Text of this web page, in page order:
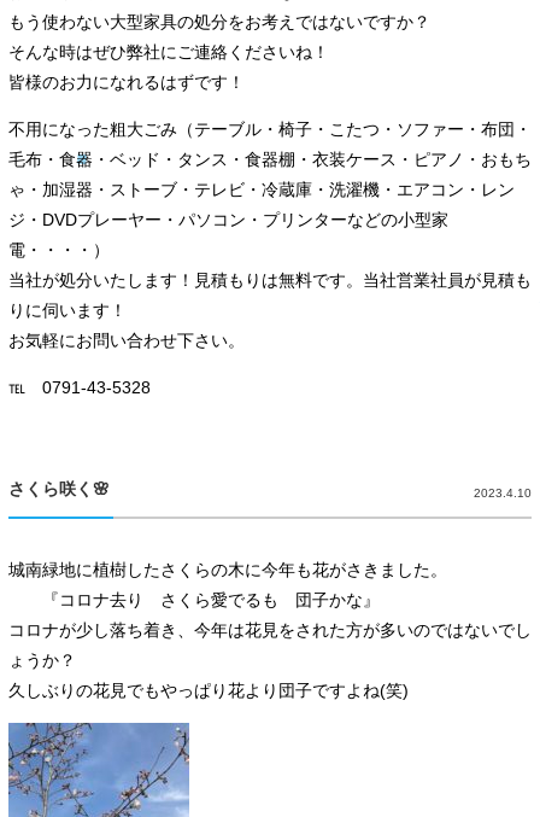
もう使わない大型家具の処分をお考えではないですか？
そんな時はぜひ弊社にご連絡くださいね！
皆様のお力になれるはずです！
不用になった粗大ごみ（テーブル・椅子・こたつ・ソファー・布団・
毛布・食器・ベッド・タンス・食器棚・衣装ケース・ピアノ・おもち
ゃ・加湿器・ストーブ・テレビ・冷蔵庫・洗濯機・エアコン・レン
ジ・DVDプレーヤー・パソコン・プリンターなどの小型家
電・・・・）
当社が処分いたします！見積もりは無料です。当社営業社員が見積も
りに伺います！
お気軽にお問い合わせ下さい。
℡ 0791-43-5328
さくら咲く🌸 2023.4.10
城南緑地に植樹したさくらの木に今年も花がさきました。
『コロナ去り さくら愛でるも 団子かな』
コロナが少し落ち着き、今年は花見をされた方が多いのではないでし
ょうか？
久しぶりの花見でもやっぱり花より団子ですよね(笑)